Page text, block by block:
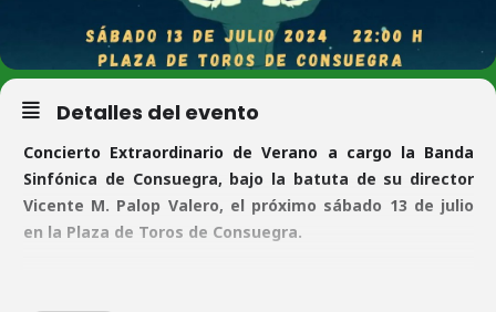
Detalles del evento
Concierto Extraordinario de Verano a cargo la Banda
Sinfónica de Consuegra, bajo la batuta de su director
Vicente M. Palop Valero, el próximo sábado 13 de julio
en la Plaza de Toros de Consuegra.